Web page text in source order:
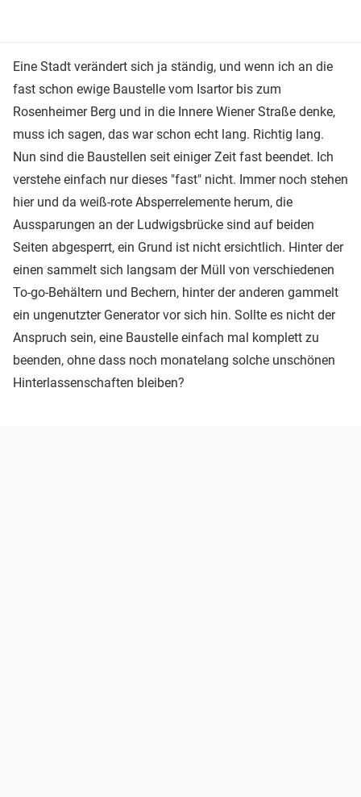
Eine Stadt verändert sich ja ständig, und wenn ich an die
fast schon ewige Baustelle vom Isartor bis zum
Rosenheimer Berg und in die Innere Wiener Straße denke,
muss ich sagen, das war schon echt lang. Richtig lang.
Nun sind die Baustellen seit einiger Zeit fast beendet. Ich
verstehe einfach nur dieses "fast" nicht. Immer noch stehen
hier und da weiß-rote Absperrelemente herum, die
Aussparungen an der Ludwigsbrücke sind auf beiden
Seiten abgesperrt, ein Grund ist nicht ersichtlich. Hinter der
einen sammelt sich langsam der Müll von verschiedenen
To-go-Behältern und Bechern, hinter der anderen gammelt
ein ungenutzter Generator vor sich hin. Sollte es nicht der
Anspruch sein, eine Baustelle einfach mal komplett zu
beenden, ohne dass noch monatelang solche unschönen
Hinterlassenschaften bleiben?